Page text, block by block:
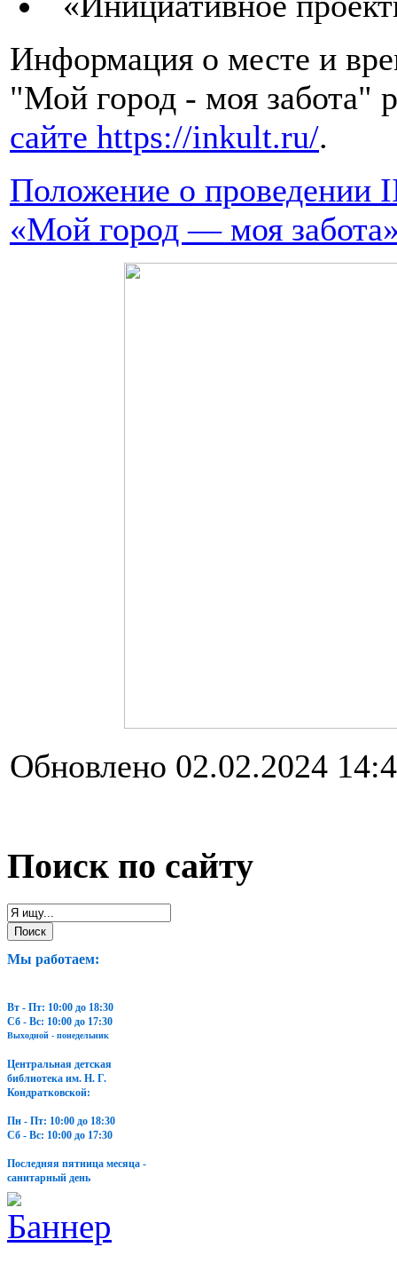
Информация о месте и
"Мой город - моя забота"
сайте https://inkult.ru/.
Положение о проведении
«Мой город — моя
Обновлено 02.02.2024
Поиск по сайту
Мы работаем:
Вт - Пт: 10:00 до 18:30
Сб - Вс: 10:00 до 17:30
Выходной - понедельник
Центральная детская
библиотека им. Н. Г.
Кондратковской:
Пн - Пт: 10:00 до 18:30
Сб - Вс: 10:00 до 17:30
Последняя пятница месяца -
санитарный день